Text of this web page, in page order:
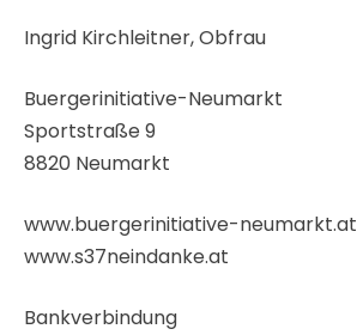
Ingrid Kirchleitner, Obfrau
Buergerinitiative-Neumarkt
Sportstraße 9
8820 Neumarkt
www.buergerinitiative-neumarkt.at
www.s37neindanke.at
Bankverbindung